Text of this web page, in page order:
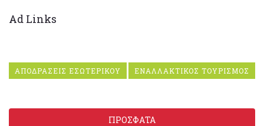
Ad Links
ΑΠΟΔΡΑΣΕΙΣ ΕΣΩΤΕΡΙΚΟΥ ΕΝΑΛΛΑΚΤΙΚΟΣ ΤΟΥΡΙΣΜΟΣ
ΠΡΟΣΦΑΤΑ